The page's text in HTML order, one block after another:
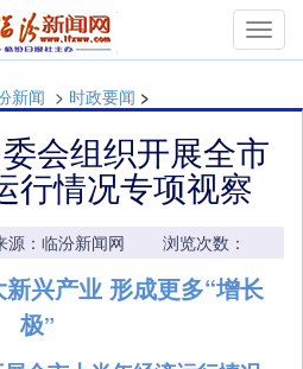
新闻 > 时政要闻 >
会组织开展全市
行情况专项视察
源：临汾新闻网 浏览次数：
兴产业 形成更多“增长
极”